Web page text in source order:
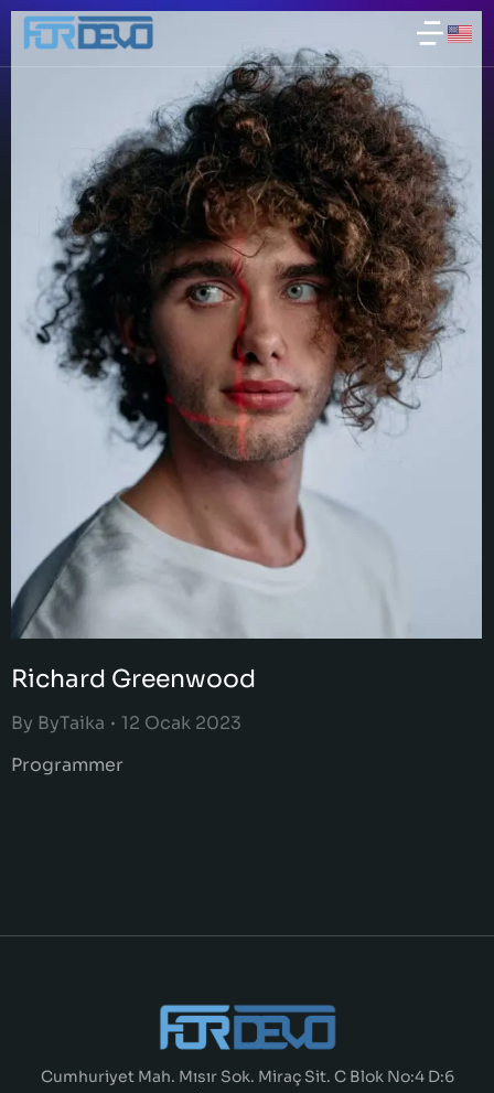
Richard Greenwood
By ByTaika
12 Ocak 2023
Programmer
Cumhuriyet Mah. Mısır Sok. Miraç Sit. C Blok No:4 D:6